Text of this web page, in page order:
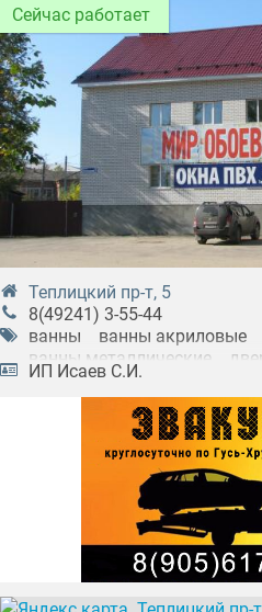
Сейчас работает
Теплицкий пр-т, 5
8(49241) 3-55-44
ванны
ванны акриловые
ванны металлические
двери входные
двери металлические
зеркала в ванну
керамическая платка
линолеум
мебель для ванных комнат
напольное покрытие
обои
обои в детскую комнату
отделочные материалы
потолочные плинтуса
унитазы
ИП Исаев С.И.